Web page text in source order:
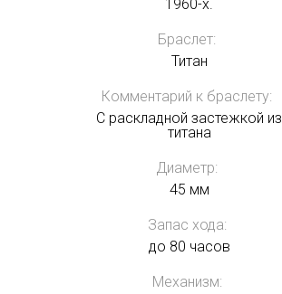
1960-х.
Браслет:
Титан
Комментарий к браслету:
C раскладной застежкой из
титана
Диаметр:
45 мм
Запас хода:
до 80 часов
Механизм: